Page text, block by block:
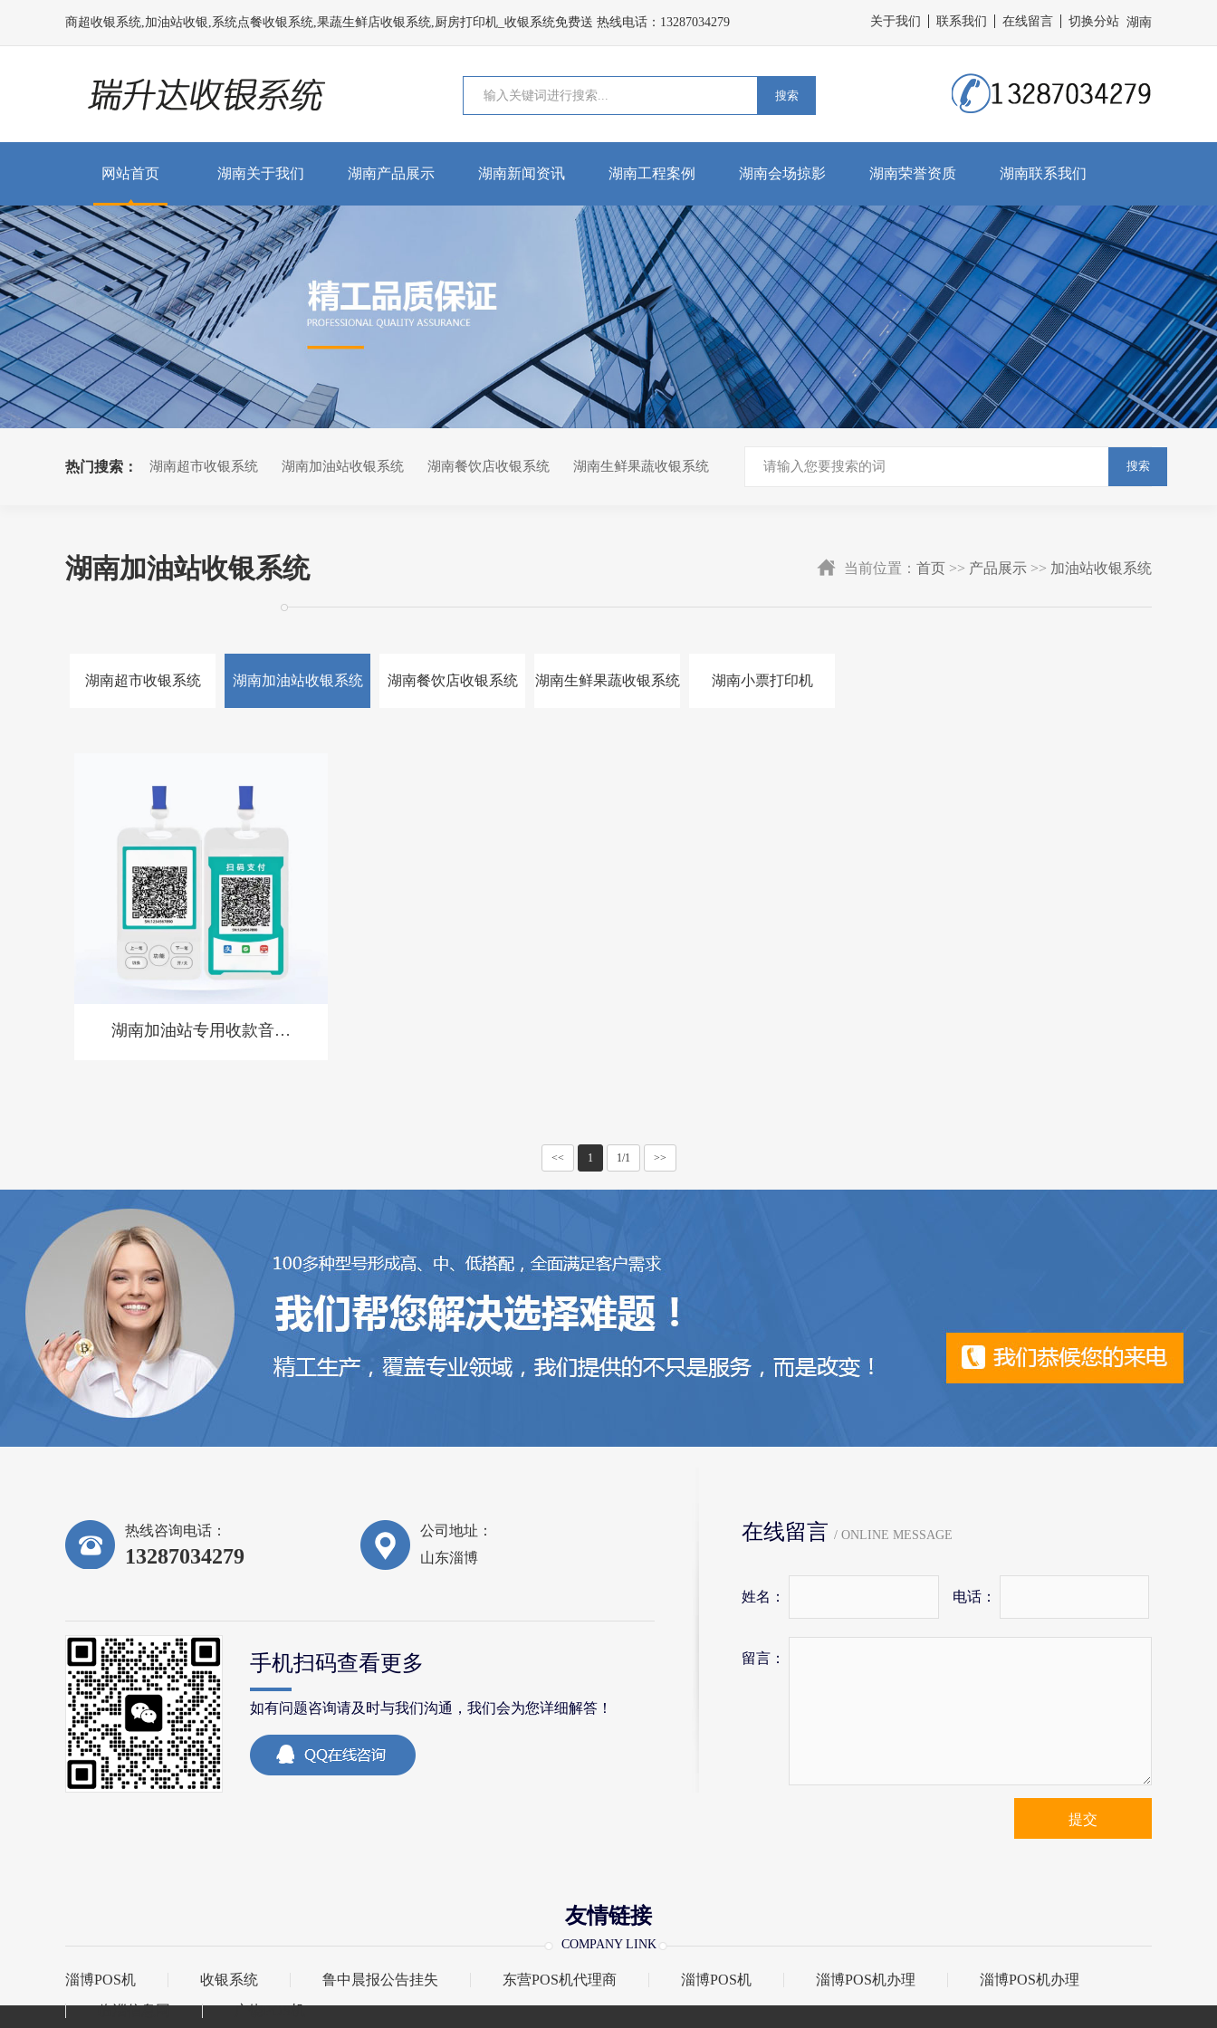
商超收银系统,加油站收银,系统点餐收银系统,果蔬生鲜店收银系统,厨房打印机_收银系统免费送 热线电话：13287034279 关于我们 联系我们 在线留言 湖南
切换分站
搜索
网站首页 湖南关于我们 湖南产品展示 湖南新闻资讯 湖南工程案例 湖南会场掠影 湖南荣誉资质 湖南联系我们
热门搜索： 湖南超市收银系统 湖南加油站收银系统 湖南餐饮店收银系统 湖南生鲜果蔬收银系统 搜索
湖南加油站收银系统 当前位置： 首页 >> 产品展示 >> 加油站收银系统
湖南超市收银系统 湖南加油站收银系统 湖南餐饮店收银系统 湖南生鲜果蔬收银系统 湖南小票打印机
湖南加油站专用收款音箱
<< 1 1/1 >>
热线咨询电话：
13287034279
公司地址：
山东淄博
手机扫码查看更多
如有问题咨询请及时与我们沟通，我们会为您详细解答！
在线留言 / ONLINE MESSAGE
姓名： 电话：
留言：
提交
友情链接
COMPANY LINK
淄博POS机 收银系统 鲁中晨报公告挂失 东营POS机代理商 淄博POS机 淄博POS机办理
淄博POS机办理
临淄信息网
广饶POS机